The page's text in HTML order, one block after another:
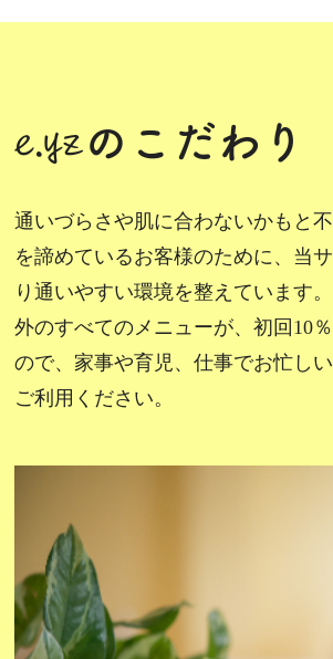
e.yzのこだわり
通いづらさや肌に合わないかもと
を諦めているお客様のために、当
り通いやすい環境を整えています
外のすべてのメニューが、初回10
ので、家事や育児、仕事でお忙し
ご利用ください。